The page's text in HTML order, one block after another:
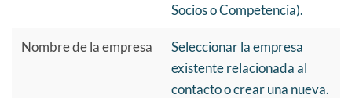
Socios o Competencia).
Nombre de la empresa
Seleccionar la empresa
existente relacionada al
contacto o crear una nueva.